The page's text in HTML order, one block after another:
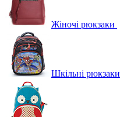
Жіночі рюкзаки
Шкільні рюкзаки